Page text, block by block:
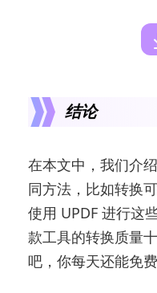
结论
在本文中，我们介
同方法，比如转换
使用 UPDF 进行这
款工具的转换质量
吧，你每天还能免